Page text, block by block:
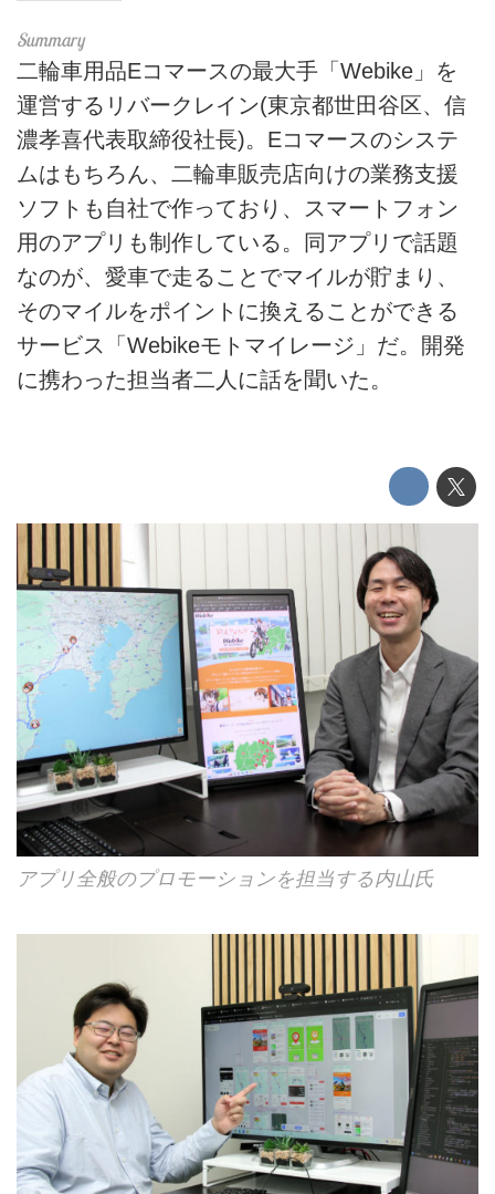
二輪車用品Eコマースの最大手「Webike」を
運営するリバークレイン(東京都世田谷区、信
濃孝喜代表取締役社長)。Eコマースのシステ
ムはもちろん、二輪車販売店向けの業務支援
ソフトも自社で作っており、スマートフォン
用のアプリも制作している。同アプリで話題
なのが、愛車で走ることでマイルが貯まり、
そのマイルをポイントに換えることができる
サービス「Webikeモトマイレージ」だ。開発
に携わった担当者二人に話を聞いた。
アプリ全般のプロモーションを担当する内山氏